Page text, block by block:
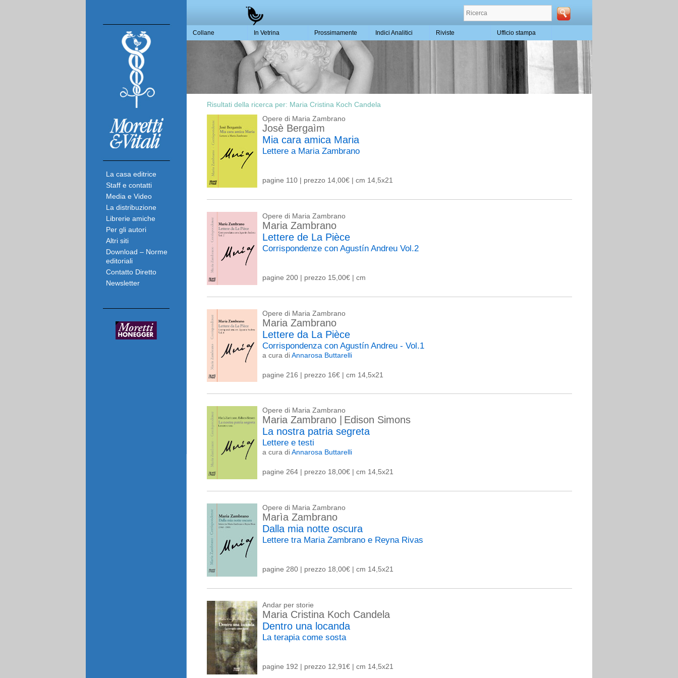
La casa editrice
Staff e contatti
Media e Video
La distribuzione
Librerie amiche
Per gli autori
Altri siti
Download – Norme
editoriali
Contatto Diretto
Newsletter
Collane In Vetrina Prossimamente Indici Analitici Riviste Ufficio stampa
Risultati della ricerca per: Maria Cristina Koch Candela
Opere di Maria Zambrano
Josè Bergaìm
Mia cara amica Maria
Lettere a Maria Zambrano
pagine 110 | prezzo 14,00€ | cm 14,5x21
Opere di Maria Zambrano
Maria Zambrano
Lettere de La Pièce
Corrispondenze con Agustín Andreu Vol.2
pagine 200 | prezzo 15,00€ | cm
Opere di Maria Zambrano
Maria Zambrano
Lettere da La Pièce
Corrispondenza con Agustín Andreu - Vol.1
a cura diAnnarosa Buttarelli
pagine 216 | prezzo 16€ | cm 14,5x21
Opere di Maria Zambrano
Maria Zambrano
Edison Simons
La nostra patria segreta
Lettere e testi
a cura diAnnarosa Buttarelli
pagine 264 | prezzo 18,00€ | cm 14,5x21
Opere di Maria Zambrano
Marìa Zambrano
Dalla mia notte oscura
Lettere tra Maria Zambrano e Reyna Rivas
pagine 280 | prezzo 18,00€ | cm 14,5x21
Andar per storie
Maria Cristina Koch Candela
Dentro una locanda
La terapia come sosta
pagine 192 | prezzo 12,91€ | cm 14,5x21